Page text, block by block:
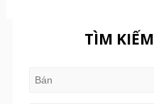
TÌM KIẾM